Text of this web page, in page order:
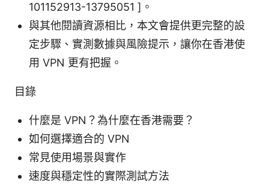
101152913-13795051 ]。
與其他閱讀資源相比，本文會提供更完整的設
定步驟、實測數據與風險提示，讓你在香港使
用 VPN 更有把握。
目錄
什麼是 VPN？為什麼在香港需要？
如何選擇適合的 VPN
常見使用場景與實作
速度與穩定性的實際測試方法